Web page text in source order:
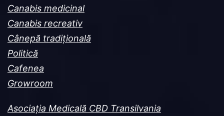
Canabis medicinal
Canabis recreativ
Cânepă tradițională
Politică
Cafenea
Growroom
Asociația Medicală CBD Transilvania